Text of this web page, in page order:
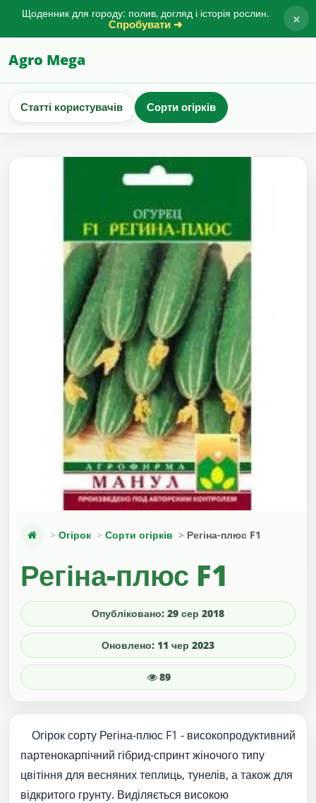
Щоденник для городу: полив, догляд і історія рослин.
Спробувати ➜ ×
Agro Mega
Статті користувачів Сорти огірків
Огірок Сорти огірків Регіна-плюс F1
Регіна-плюс F1
Опубліковано: 29 сер 2018
Оновлено: 11 чер 2023
89
Огірок сорту Регіна-плюс F1 - високопродуктивний
партенокарпічний гібрид-спринт жіночого типу
цвітіння для весняних теплиць, тунелів, а також для
відкритого грунту. Виділяється високою